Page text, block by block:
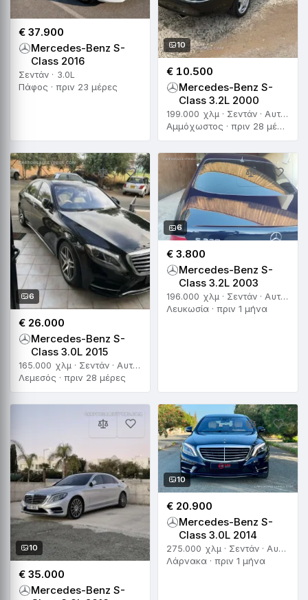
€ 37.900
Mercedes-Benz S-
Class 2016
Σεντάν · 3.0L
Πάφος · πριν 23 μέρες
10
€ 10.500
Mercedes-Benz S-
Class 3.2L 2000
199.000 χλμ · Σεντάν · Αυτόματο
Αμμόχωστος · πριν 28 μέρες
6
€ 26.000
Mercedes-Benz S-
Class 3.0L 2015
165.000 χλμ · Σεντάν · Αυτόματο
Λεμεσός · πριν 28 μέρες
6
€ 3.800
Mercedes-Benz S-
Class 3.2L 2003
196.000 χλμ · Σεντάν · Αυτόματο
Λευκωσία · πριν 1 μήνα
10
€ 35.000
Mercedes-Benz S-
10
€ 20.900
Mercedes-Benz S-
Class 3.0L 2014
275.000 χλμ · Σεντάν · Αυτόματο
Λάρνακα · πριν 1 μήνα